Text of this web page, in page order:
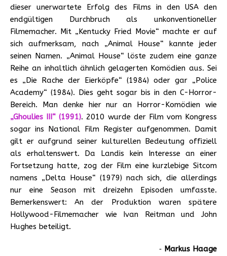
dieser unerwartete Erfolg des Films in den USA den
endgültigen Durchbruch als unkonventioneller
Filmemacher. Mit „Kentucky Fried Movie“ machte er auf
sich aufmerksam, nach „Animal House“ kannte jeder
seinen Namen. „Animal House“ löste zudem eine ganze
Reihe an inhaltlich ähnlich gelagerten Komödien aus. Sei
es „Die Rache der Eierköpfe“ (1984) oder gar „Police
Academy“ (1984). Dies geht sogar bis in den C-Horror-
Bereich. Man denke hier nur an Horror-Komödien wie
„Ghoulies III“ (1991). 2010 wurde der Film vom Kongress
sogar ins National Film Register aufgenommen. Damit
gilt er aufgrund seiner kulturellen Bedeutung offiziell
als erhaltenswert. Da Landis kein Interesse an einer
Fortsetzung hatte, zog der Film eine kurzlebige Sitcom
namens „Delta House“ (1979) nach sich, die allerdings
nur eine Season mit dreizehn Episoden umfasste.
Bemerkenswert: An der Produktion waren spätere
Hollywood-Filmemacher wie Ivan Reitman und John
Hughes beteiligt.
‐ Markus Haage